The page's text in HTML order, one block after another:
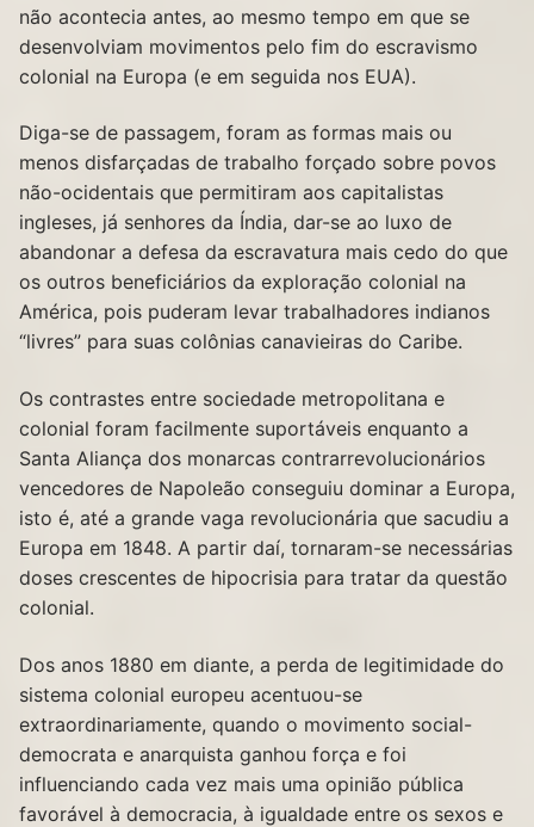
não acontecia antes, ao mesmo tempo em que se
desenvolviam movimentos pelo fim do escravismo
colonial na Europa (e em seguida nos EUA).
Diga-se de passagem, foram as formas mais ou
menos disfarçadas de trabalho forçado sobre povos
não-ocidentais que permitiram aos capitalistas
ingleses, já senhores da Índia, dar-se ao luxo de
abandonar a defesa da escravatura mais cedo do que
os outros beneficiários da exploração colonial na
América, pois puderam levar trabalhadores indianos
“livres” para suas colônias canavieiras do Caribe.
Os contrastes entre sociedade metropolitana e
colonial foram facilmente suportáveis enquanto a
Santa Aliança dos monarcas contrarrevolucionários
vencedores de Napoleão conseguiu dominar a Europa,
isto é, até a grande vaga revolucionária que sacudiu a
Europa em 1848. A partir daí, tornaram-se necessárias
doses crescentes de hipocrisia para tratar da questão
colonial.
Dos anos 1880 em diante, a perda de legitimidade do
sistema colonial europeu acentuou-se
extraordinariamente, quando o movimento social-
democrata e anarquista ganhou força e foi
influenciando cada vez mais uma opinião pública
favorável à democracia, à igualdade entre os sexos e